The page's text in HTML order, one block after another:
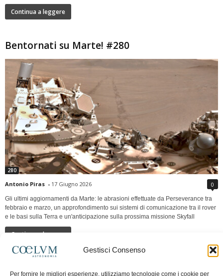
Gestisci Consenso
Per fornire le migliori esperienze, utilizziamo tecnologie come i cookie per
Continua a leggere
Bentornati su Marte! #280
280
Antonio Piras - 17 Giugno 2026 0
Gli ultimi aggiornamenti da Marte: le abrasioni effettuate da Perseverance tra
febbraio e marzo, un approfondimento sui sistemi di comunicazione tra il rover
e le basi sulla Terra e un'anticipazione sulla prossima missione Skyfall
Continua a leggere